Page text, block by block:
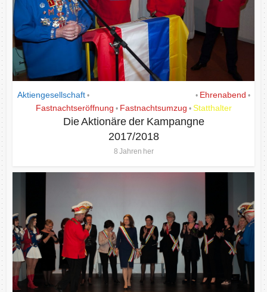
Aktiengesellschaft • • Ehrenabend •
Fastnachtseröffnung • Fastnachtsumzug • Statthalter
Die Aktionäre der Kampangne
2017/2018
8 Jahren her